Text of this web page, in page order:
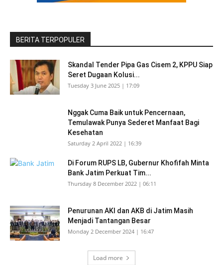
BERITA TERPOPULER
Skandal Tender Pipa Gas Cisem 2, KPPU Siap
Seret Dugaan Kolusi...
Tuesday 3 June 2025 | 17:09
Nggak Cuma Baik untuk Pencernaan,
Temulawak Punya Sederet Manfaat Bagi
Kesehatan
Saturday 2 April 2022 | 16:39
Di Forum RUPS LB, Gubernur Khofifah Minta
Bank Jatim Perkuat Tim...
Thursday 8 December 2022 | 06:11
Penurunan AKI dan AKB di Jatim Masih
Menjadi Tantangan Besar
Monday 2 December 2024 | 16:47
Load more